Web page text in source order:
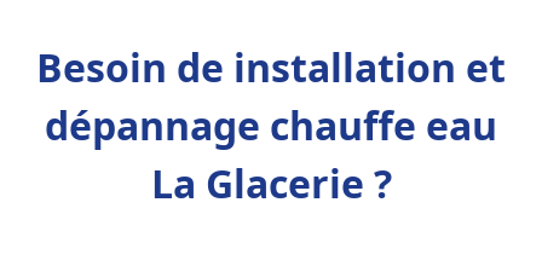
Besoin de installation et
dépannage chauffe eau
La Glacerie ?